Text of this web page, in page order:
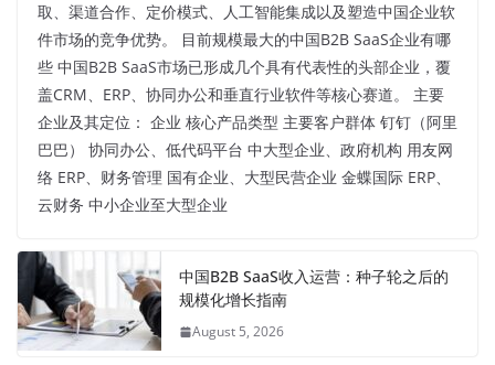
取、渠道合作、定价模式、人工智能集成以及塑造中国企业软
件市场的竞争优势。 目前规模最大的中国B2B SaaS企业有哪
些 中国B2B SaaS市场已形成几个具有代表性的头部企业，覆
盖CRM、ERP、协同办公和垂直行业软件等核心赛道。 主要
企业及其定位： 企业 核心产品类型 主要客户群体 钉钉（阿里
巴巴） 协同办公、低代码平台 中大型企业、政府机构 用友网
络 ERP、财务管理 国有企业、大型民营企业 金蝶国际 ERP、
云财务 中小企业至大型企业
中国B2B SaaS收入运营：种子轮之后的
规模化增长指南
August 5, 2026